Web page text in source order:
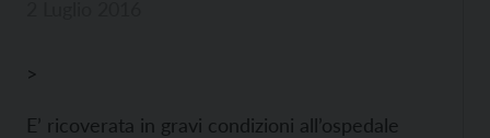
>
E’ ricoverata in gravi condizioni all’ospedale